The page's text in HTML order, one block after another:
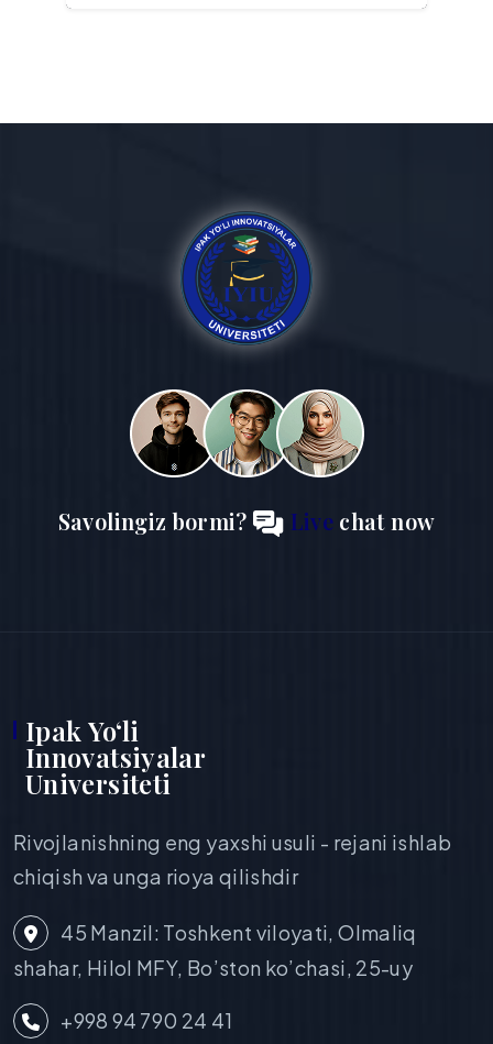
Savolingiz bormi? Live chat now
Ipak Yo‘li
Innovatsiyalar
Universiteti
Rivojlanishning eng yaxshi usuli - rejani ishlab
chiqish va unga rioya qilishdir
45 Manzil: Toshkent viloyati, Olmaliq
shahar, Hilol MFY, Bo’ston ko’chasi, 25-uy
+998 94 790 24 41